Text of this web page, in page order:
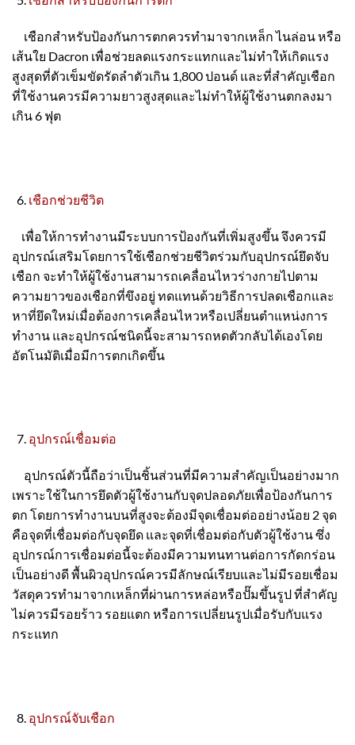
เชือกสำหรับป้องกันการตกควรทำมาจากเหล็ก ไนล่อน หรือ
เส้นใย Dacron เพื่อช่วยลดแรงกระแทกและไม่ทำให้เกิดแรง
สูงสุดที่ตัวเข็มขัดรัดลำตัวเกิน 1,800 ปอนด์ และที่สำคัญเชือก
ที่ใช้งานควรมีความยาวสูงสุดและไม่ทำให้ผู้ใช้งานตกลงมา
เกิน 6 ฟุต
เชือกช่วยชีวิต
เพื่อให้การทำงานมีระบบการป้องกันที่เพิ่มสูงขึ้น จึงควรมี
อุปกรณ์เสริมโดยการใช้เชือกช่วยชีวิตร่วมกับอุปกรณ์ยึดจับ
เชือก จะทำให้ผู้ใช้งานสามารถเคลื่อนไหวร่างกายไปตาม
ความยาวของเชือกที่ขึงอยู่ ทดแทนด้วยวิธีการปลดเชือกและ
หาที่ยึดใหม่เมื่อต้องการเคลื่อนไหวหรือเปลี่ยนตำแหน่งการ
ทำงาน และอุปกรณ์ชนิดนี้จะสามารถหดตัวกลับได้เองโดย
อัตโนมัติเมื่อมีการตกเกิดขึ้น
อุปกรณ์เชื่อมต่อ
อุปกรณ์ตัวนี้ถือว่าเป็นชิ้นส่วนที่มีความสำคัญเป็นอย่างมาก
เพราะใช้ในการยึดตัวผู้ใช้งานกับจุดปลอดภัยเพื่อป้องกันการ
ตก โดยการทำงานบนที่สูงจะต้องมีจุดเชื่อมต่ออย่างน้อย 2 จุด
คือจุดที่เชื่อมต่อกับจุดยึด และจุดที่เชื่อมต่อกับตัวผู้ใช้งาน ซึ่ง
อุปกรณ์การเชื่อมต่อนี้จะต้องมีความทนทานต่อการกัดกร่อน
เป็นอย่างดี พื้นผิวอุปกรณ์ควรมีลักษณ์เรียบและไม่มีรอยเชื่อม
วัสดุควรทำมาจากเหล็กที่ผ่านการหล่อหรือปั๊มขึ้นรูป ที่สำคัญ
ไม่ควรมีรอยร้าว รอยแตก หรือการเปลี่ยนรูปเมื่อรับกับแรง
กระแทก
อุปกรณ์จับเชือก